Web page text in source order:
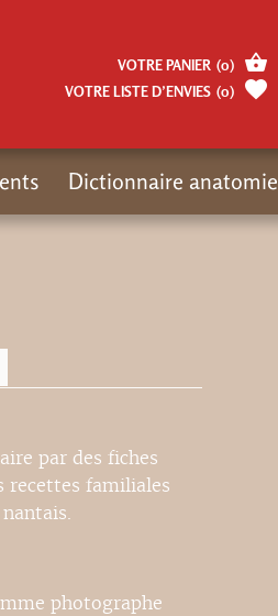
par des fiches
recettes familiales
photographe
VOTRE PANIER (0)
VOTRE LISTE D’ENVIES (0)
Dictionnaire anatomie